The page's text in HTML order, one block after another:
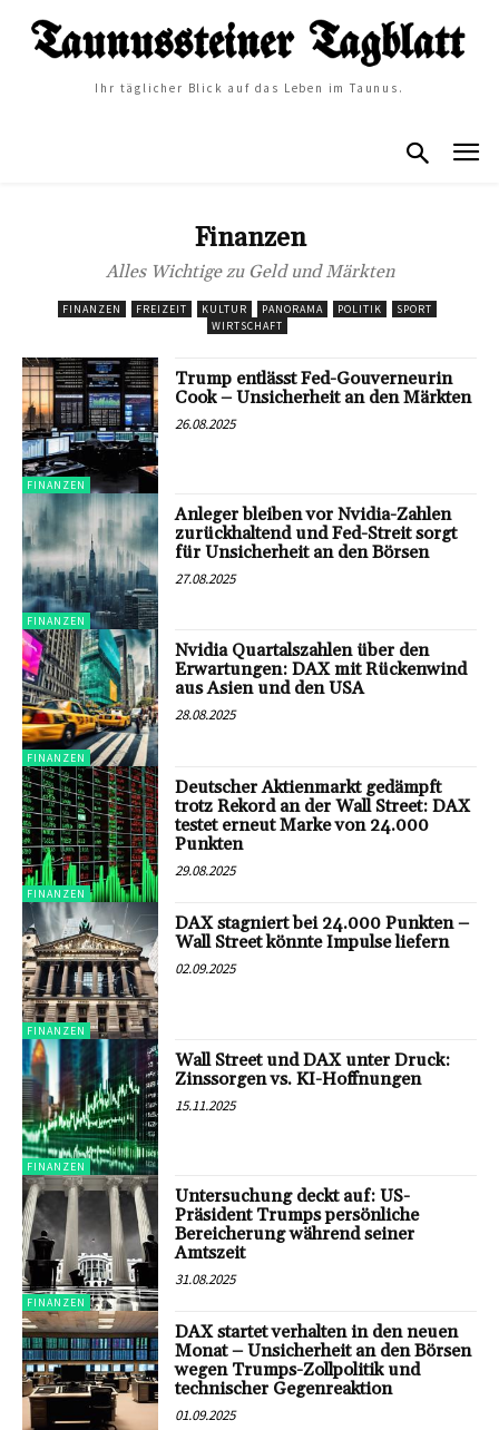
Ihr täglicher Blick auf das Leben im Taunus.
Finanzen
Alles Wichtige zu Geld und Märkten
FINANZEN FREIZEIT KULTUR PANORAMA POLITIK
SPORT
WIRTSCHAFT
FINANZEN
Trump entlässt Fed-Gouverneurin
Cook – Unsicherheit an den Märkten
26.08.2025
FINANZEN
Anleger bleiben vor Nvidia-Zahlen
zurückhaltend und Fed-Streit sorgt
für Unsicherheit an den Börsen
27.08.2025
FINANZEN
Nvidia Quartalszahlen über den
Erwartungen: DAX mit Rückenwind
aus Asien und den USA
28.08.2025
FINANZEN
Deutscher Aktienmarkt gedämpft
trotz Rekord an der Wall Street: DAX
testet erneut Marke von 24.000
Punkten
29.08.2025
FINANZEN
DAX stagniert bei 24.000 Punkten –
Wall Street könnte Impulse liefern
02.09.2025
FINANZEN
Wall Street und DAX unter Druck:
Zinssorgen vs. KI-Hoffnungen
15.11.2025
FINANZEN
Untersuchung deckt auf: US-
Präsident Trumps persönliche
Bereicherung während seiner
Amtszeit
31.08.2025
DAX startet verhalten in den neuen
Monat – Unsicherheit an den Börsen
wegen Trumps-Zollpolitik und
technischer Gegenreaktion
01.09.2025